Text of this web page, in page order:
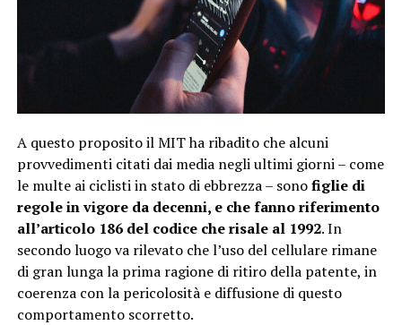
A questo proposito il MIT ha ribadito che alcuni
provvedimenti citati dai media negli ultimi giorni – come
le multe ai ciclisti in stato di ebbrezza – sonofiglie di
regole in vigore da decenni, e che fanno riferimento
all’articolo 186 del codice che risale al 1992. In
secondo luogo va rilevato che l’uso del cellulare rimane
di gran lunga la prima ragione di ritiro della patente, in
coerenza con la pericolosità e diffusione di questo
comportamento scorretto.